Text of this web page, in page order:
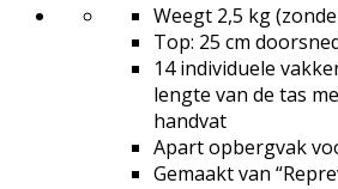
Weegt 2,5 kg
Top: 25 cm
14 individuele
lengte van de tas
handvat
Apart opbergvak
Gemaakt van